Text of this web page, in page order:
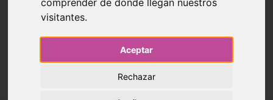
visitantes.
Aceptar
Rechazar